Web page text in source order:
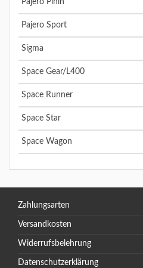
Pajero Pinin
Pajero Sport
Sigma
Space Gear/L400
Space Runner
Space Star
Space Wagon
Zahlungsarten
Versandkosten
Widerrufsbelehrung
Datenschutzerklärung